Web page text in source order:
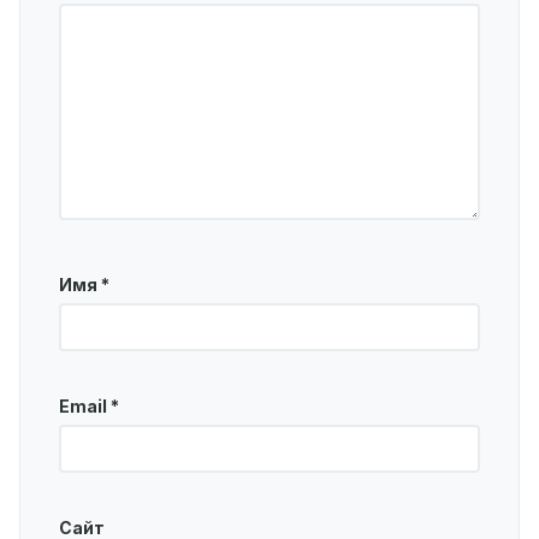
Имя *
Email *
Сайт